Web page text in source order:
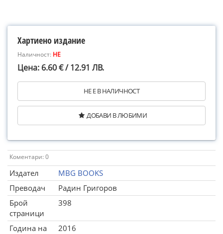
Хартиено издание
Наличност: НЕ
Цена: 6.60 € / 12.91 ЛВ.
НЕ Е В НАЛИЧНОСТ
ДОБАВИ В ЛЮБИМИ
Коментари: 0
Издател
MBG BOOKS
Преводач
Радин Григоров
Брой
страници
398
Година на
2016